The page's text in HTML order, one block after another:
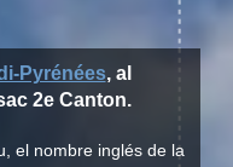
Pyrénées, al
2e Canton.
el nombre inglés de la